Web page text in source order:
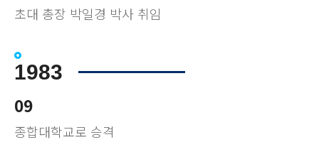
초대 총장 박일경 박사 취임
1983
09
종합대학교로 승격